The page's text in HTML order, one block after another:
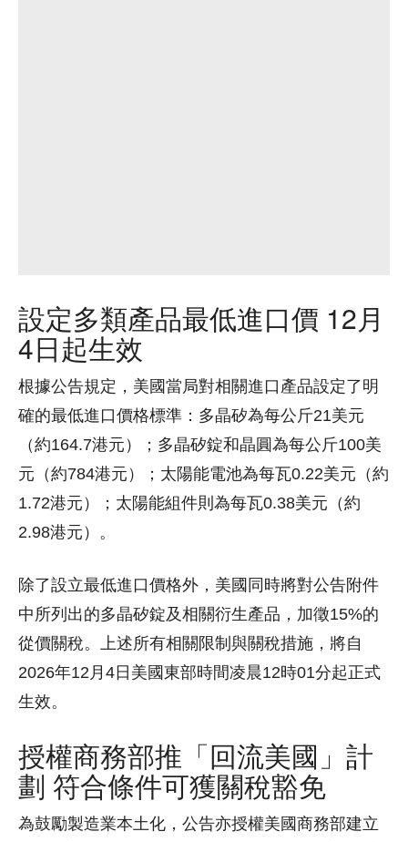
設定多類產品最低進口價 12月
4日起生效
根據公告規定，美國當局對相關進口產品設定了明
確的最低進口價格標準：多晶矽為每公斤21美元
（約164.7港元）；多晶矽錠和晶圓為每公斤100美
元（約784港元）；太陽能電池為每瓦0.22美元（約
1.72港元）；太陽能組件則為每瓦0.38美元（約
2.98港元）。
除了設立最低進口價格外，美國同時將對公告附件
中所列出的多晶矽錠及相關衍生產品，加徵15%的
從價關稅。上述所有相關限制與關稅措施，將自
2026年12月4日美國東部時間凌晨12時01分起正式
生效。
授權商務部推「回流美國」計
劃 符合條件可獲關稅豁免
為鼓勵製造業本土化，公告亦授權美國商務部建立